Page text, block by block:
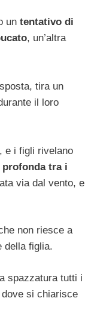
un tentativo di
, un’altra
tira un
il loro
e i figli rivelano
tra i
via dal vento, e
non riesce a
della figlia.
spazzatura tutti i
si chiarisce